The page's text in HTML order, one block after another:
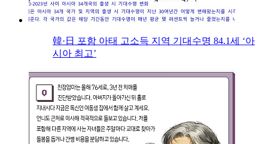
韓·日 포함 아태 고소득 지역 기대수명 84.1세 ‘아
시아 최고’